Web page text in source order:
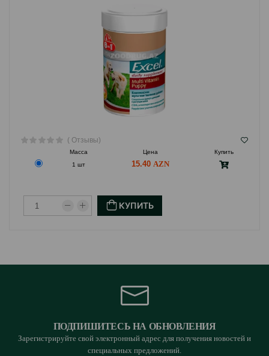
( Отзывы)
Масса Цена
Купить
1 шт
15.40
КУПИТЬ
ПОДПИШИТЕСЬ НА ОБНОВЛЕНИЯ
Зарегистрируйте свой электронный адрес для получения новостей и
специальных предложений.